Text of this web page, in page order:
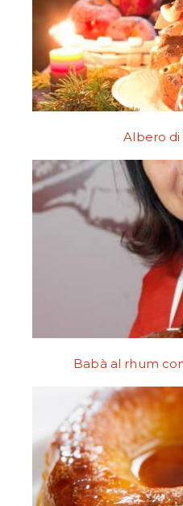
Albero
Babà al rhum